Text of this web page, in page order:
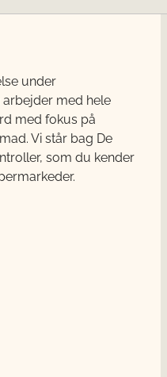
under
arbejder med hele
med fokus på
Vi står bag De
som du kender